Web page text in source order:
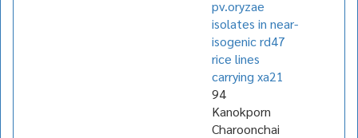
pv.oryzae
isolates in near-
isogenic rd47
rice lines
carrying xa21
94
Kanokporn
Charoonchai